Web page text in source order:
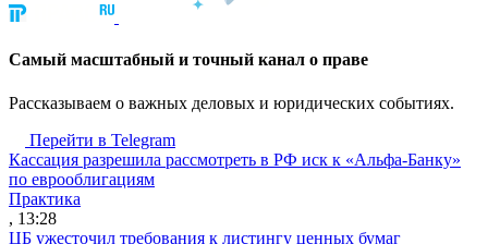
Cамый масштабный и точный канал о праве
Рассказываем о важных деловых и юридических событиях.
Перейти в Telegram
Кассация разрешила рассмотреть в РФ иск к «Альфа-Банку»
по еврооблигациям
Практика
, 13:28
ЦБ ужесточил требования к листингу ценных бумаг